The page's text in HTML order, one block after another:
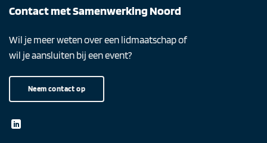
Contact met Samenwerking Noord
Wil je meer weten over een lidmaatschap of
wil je aansluiten bij een event?
Neem contact op